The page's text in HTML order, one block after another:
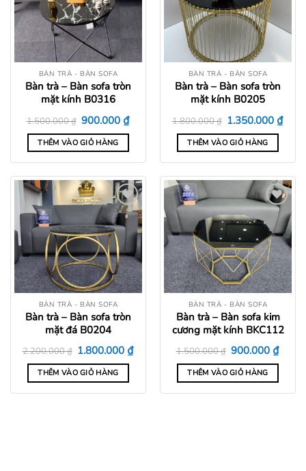
BÀN TRÀ - BÀN SOFA
Bàn trà – Bàn sofa tròn
mặt kính B0316
1.500.000₫ Giá
gốc
là:
1.500.000 ₫.
900.000 ₫Giá
THÊM VÀO GIỎ HÀNG
BÀN TRÀ - BÀN SOFA
Bàn trà – Bàn sofa tròn
mặt kính B0205
1.800.000₫ Giá
gốc
là:
1.800.000 ₫.
1.350.000 ₫Giá
THÊM VÀO GIỎ HÀNG
Add to
wishlist
BÀN TRÀ - BÀN SOFA
Bàn trà – Bàn sofa tròn
mặt đá B0204
2.200.000₫ Giá
gốc
là:
2.200.000 ₫.
1.800.000 ₫Giá
1.800.000 ₫.
THÊM VÀO GIỎ HÀNG
Add to
wishlist
BÀN TRÀ - BÀN SOFA
Bàn trà – Bàn sofa kim
cương mặt kính BKC112
1.500.000₫ Giá
gốc
là:
1.500.000 ₫.
900.000 ₫Giá
THÊM VÀO GIỎ HÀNG